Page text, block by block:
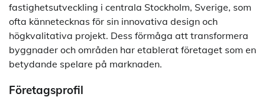
fastighetsutveckling i centrala Stockholm, Sverige, som
ofta kännetecknas för sin innovativa design och
högkvalitativa projekt. Dess förmåga att transformera
byggnader och områden har etablerat företaget som en
betydande spelare på marknaden.
Företagsprofil